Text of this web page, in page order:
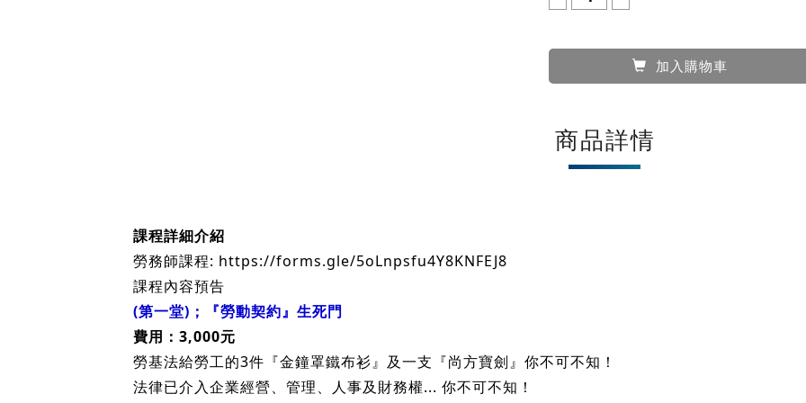
原價：NT$ 37000
優惠價：NT$ 33,000
課程詳細介紹
勞務師課程:https://forms.gle/5oLnpsfu4Y8KNFEJ8